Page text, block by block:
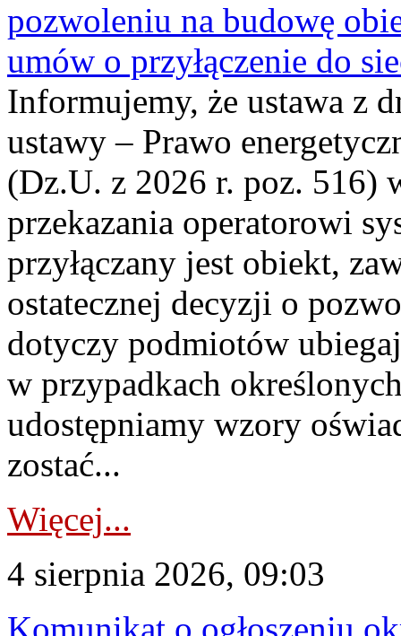
pozwoleniu na budowę
umów o przyłączenie do
Informujemy, że ustawa z
ustawy – Prawo
(Dz.U. z 2026 r. poz. 516)
przekazania operatorowi
przyłączany jest obiekt,
ostatecznej decyzji o
dotyczy podmiotów
w przypadkach
udostępniamy wzory
zostać...
Więcej...
4 sierpnia 2026, 09:03